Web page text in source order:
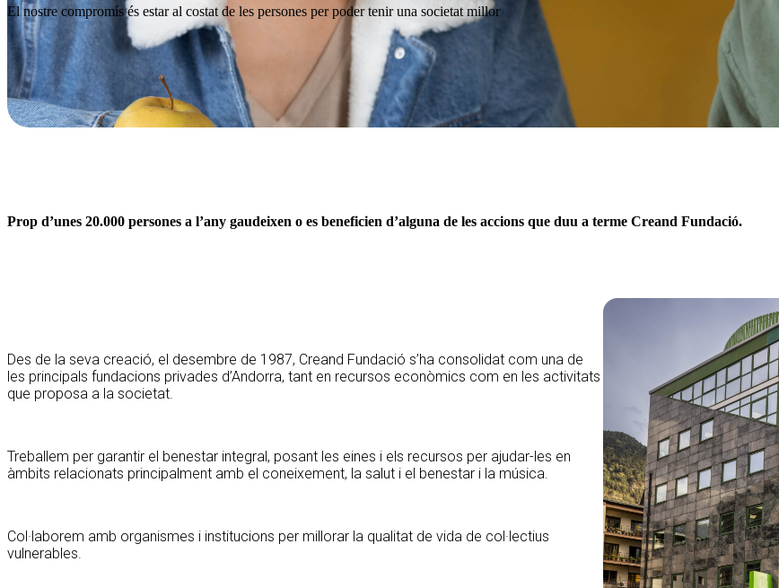
El nostre compromís és estar al costat de les persones per poder tenir una societat millor
Prop d’unes 20.000 persones a l’any gaudeixen o es beneficien d’alguna de les accions que duu a terme Creand Fundació.
Des de la seva creació, el desembre de 1987, Creand Fundació s’ha consolidat com una de
les principals fundacions privades d’Andorra, tant en recursos econòmics com en les activitats
que proposa a la societat.
Treballem per garantir el benestar integral, posant les eines i els recursos per ajudar-les en
àmbits relacionats principalment amb el coneixement, la salut i el benestar i la música.
Col·laborem amb organismes i institucions per millorar la qualitat de vida de col·lectius
vulnerables.